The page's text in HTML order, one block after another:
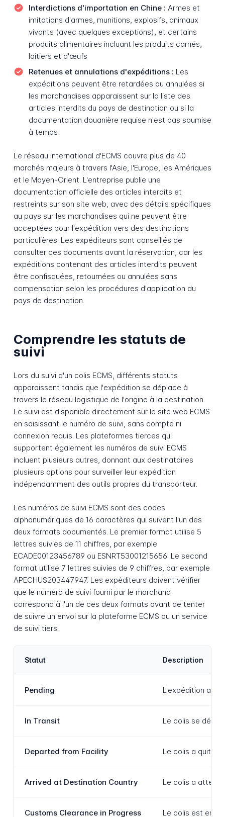
Interdictions d'importation en Chine : Armes et
imitations d'armes, munitions, explosifs, animaux
vivants (avec quelques exceptions), et certains
produits alimentaires incluant les produits carnés,
laitiers et d'œufs
Retenues et annulations d'expéditions : Les
expéditions peuvent être retardées ou annulées si
les marchandises apparaissent sur la liste des
articles interdits du pays de destination ou si la
documentation douanière requise n'est pas soumise
à temps
Le réseau international d'ECMS couvre plus de 40
marchés majeurs à travers l'Asie, l'Europe, les Amériques
et le Moyen-Orient. L'entreprise publie une
documentation officielle des articles interdits et
restreints sur son site web, avec des détails spécifiques
au pays sur les marchandises qui ne peuvent être
acceptées pour l'expédition vers des destinations
particulières. Les expéditeurs sont conseillés de
consulter ces documents avant la réservation, car les
expéditions contenant des articles interdits peuvent
être confisquées, retournées ou annulées sans
compensation selon les procédures d'application du
pays de destination.
Comprendre les statuts de
suivi
Lors du suivi d'un colis ECMS, différents statuts
apparaissent tandis que l'expédition se déplace à
travers le réseau logistique de l'origine à la destination.
Le suivi est disponible directement sur le site web ECMS
en saisissant le numéro de suivi, sans compte ni
connexion requis. Les plateformes tierces qui
supportent également les numéros de suivi ECMS
incluent plusieurs autres, donnant aux destinataires
plusieurs options pour surveiller leur expédition
indépendamment des outils propres du transporteur.
Les numéros de suivi ECMS sont des codes
alphanumériques de 16 caractères qui suivent l'un des
deux formats documentés. Le premier format utilise 5
lettres suivies de 11 chiffres, par exemple
ECADE00123456789 ou ESNRT53001215656. Le second
format utilise 7 lettres suivies de 9 chiffres, par exemple
APECHUS203447947. Les expéditeurs doivent vérifier
que le numéro de suivi fourni par le marchand
correspond à l'un de ces deux formats avant de tenter
de suivre un envoi sur la plateforme ECMS ou un service
de suivi tiers.
Statut Description
Pending L'expédition a
In Transit Le colis se
Departed from Facility Le colis a quitté
Arrived at Destination Country Le colis a atteint
Customs Clearance in Progress Le colis est en